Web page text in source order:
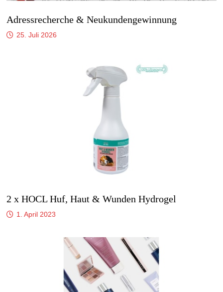
Adressrecherche & Neukundengewinnung
25. Juli 2026
2 x HOCL Huf, Haut & Wunden Hydrogel
1. April 2023